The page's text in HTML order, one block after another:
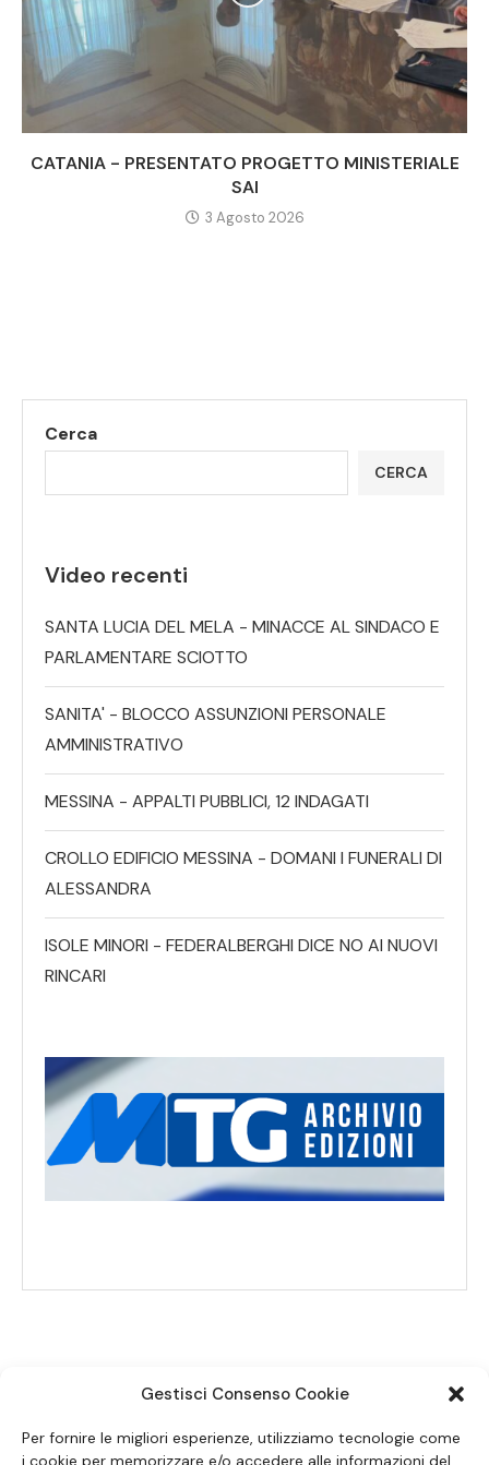
Gestisci Consenso Cookie
Per fornire le migliori esperienze, utilizziamo tecnologie come
i cookie per memorizzare e/o accedere alle informazioni del
CATANIA - PRESENTATO PROGETTO MINISTERIALE
SAI
3 Agosto 2026
Cerca
CERCA
Video recenti
SANTA LUCIA DEL MELA - MINACCE AL SINDACO E
PARLAMENTARE SCIOTTO
SANITA' - BLOCCO ASSUNZIONI PERSONALE
AMMINISTRATIVO
MESSINA - APPALTI PUBBLICI, 12 INDAGATI
CROLLO EDIFICIO MESSINA - DOMANI I FUNERALI DI
ALESSANDRA
ISOLE MINORI - FEDERALBERGHI DICE NO AI NUOVI
RINCARI
SEGUICI SUI SOCIAL